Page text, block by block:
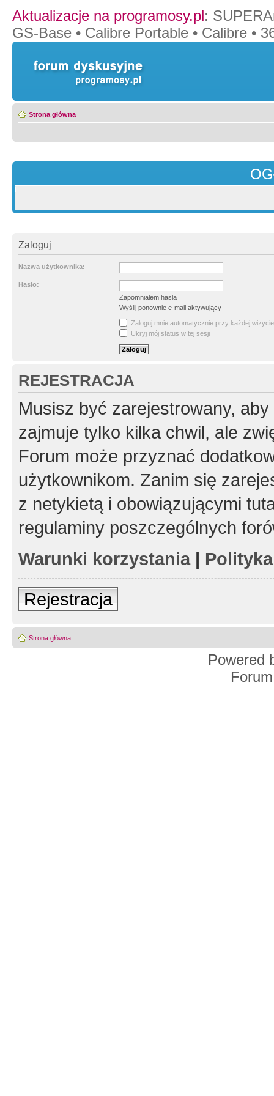
Aktualizacje na programosy.pl:
GS-Base • Calibre Portable • Calibre •
Strona główna
Zaloguj
Nazwa użytkownika:
Hasło:
Zapomniałem hasła
Wyślij ponownie e-mail aktywujący
Zaloguj mnie automatycznie przy każdej wizycie
Ukryj mój status w tej sesji
REJESTRACJA
Musisz być zarejestrowany,
zajmuje tylko kilka chwil, ale
Forum może przyznać
użytkownikom. Zanim się
z netykietą i obowiązującymi
regulaminy poszczególnych
Warunki korzystania|
Rejestracja
Strona główna
Powered